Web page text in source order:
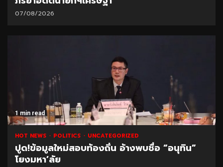
07/08/2026
1 min read
HOT NEWS POLITICS UNCATEGORIZED
ปูด!ข้อมูลใหม่สอบท้องถิ่น อ้างพบชื่อ “อนุทิน”
โยงมหา’ลัย